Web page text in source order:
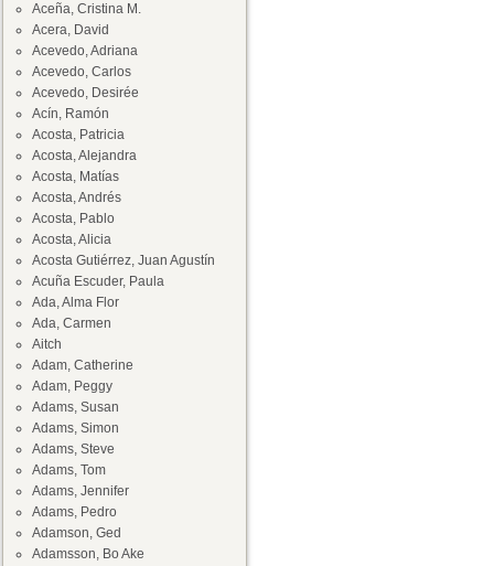
Aceña, Cristina M.
Acera, David
Acevedo, Adriana
Acevedo, Carlos
Acevedo, Desirée
Acín, Ramón
Acosta, Patricia
Acosta, Alejandra
Acosta, Matías
Acosta, Andrés
Acosta, Pablo
Acosta, Alicia
Acosta Gutiérrez, Juan Agustín
Acuña Escuder, Paula
Ada, Alma Flor
Ada, Carmen
Aitch
Adam, Catherine
Adam, Peggy
Adams, Susan
Adams, Simon
Adams, Steve
Adams, Tom
Adams, Jennifer
Adams, Pedro
Adamson, Ged
Adamsson, Bo Ake